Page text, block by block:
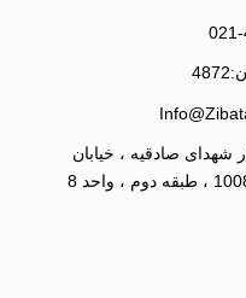
شهدای صادقیه ، خیابان